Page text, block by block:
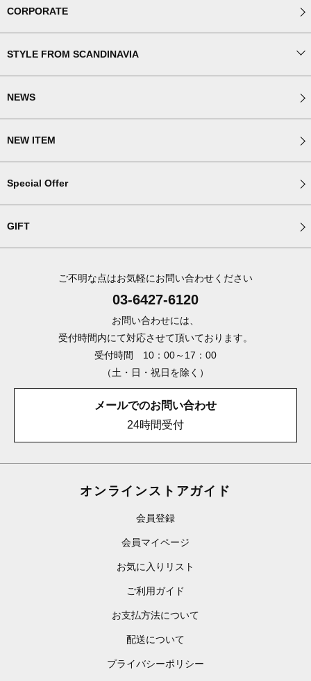
CORPORATE
STYLE FROM SCANDINAVIA
NEWS
NEW ITEM
Special Offer
GIFT
ご不明な点はお気軽にお問い合わせください
03-6427-6120
お問い合わせには、
受付時間内にて対応させて頂いております。
受付時間 10：00～17：00
（土・日・祝日を除く）
メールでのお問い合わせ
24時間受付
オンラインストアガイド
会員登録
会員マイページ
お気に入りリスト
ご利用ガイド
お支払方法について
配送について
プライバシーポリシー